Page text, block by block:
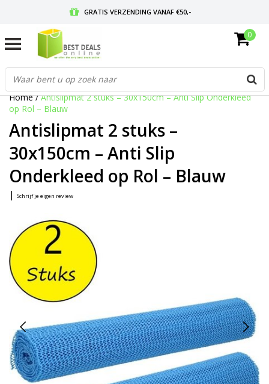
GRATIS VERZENDING VANAF €50,-
GRATIS RETOURNEREN EN 30 DAGEN BEDENKTIJD
0
Home/Antislipmat 2 stuks – 30x150cm – Anti Slip Onderkleed
op Rol – Blauw
Antislipmat 2 stuks –
30x150cm – Anti Slip
Onderkleed op Rol – Blauw
| Schrijf je eigen review